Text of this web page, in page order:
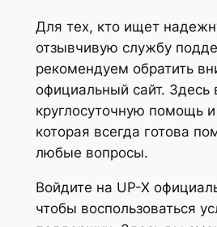
Для тех, кто ищет
отзывчивую службу
рекомендуем обратить
официальный сайт. Здесь
круглосуточную помощь
которая всегда готова
любые вопросы.
Войдите на UP-X
чтобы воспользоваться